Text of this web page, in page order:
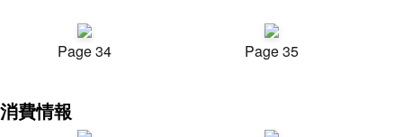
Page 34 Page 35
消費情報